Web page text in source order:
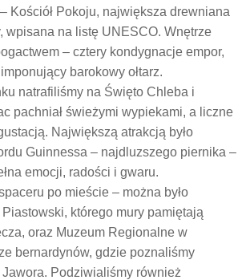
Kościół Pokoju, największa drewniana
wpisana na listę UNESCO. Wnętrze
– cztery kondygnacje empor,
barokowy ołtarz.
natrafiliśmy na Święto Chleba i
pachniał świeżymi wypiekami, a liczne
Największą atrakcją było
Guinnessa – najdluzszego piernika –
emocji, radości i gwaru.
po mieście – można było
którego mury pamiętają
oraz Muzeum Regionalne w
bernardynów, gdzie poznaliśmy
Podziwialiśmy również